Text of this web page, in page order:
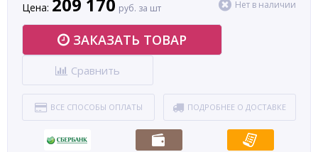
Цена: руб. за шт Нет в наличии
ЗАКАЗАТЬ ТОВАР
Сравнить
ВСЕ СПОСОБЫ ОПЛАТЫ ПОДРОБНЕЕ О ДОСТАВКЕ